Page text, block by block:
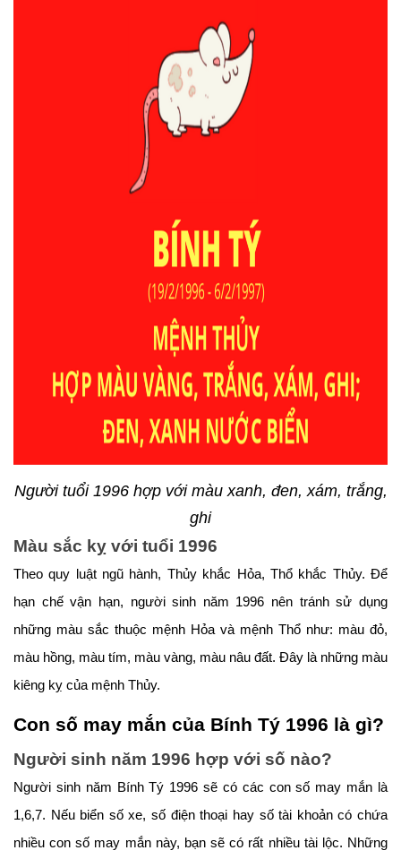
Người tuổi 1996 hợp với màu xanh, đen, xám, trắng,
ghi
Màu sắc kỵ với tuổi 1996
Theo quy luật ngũ hành, Thủy khắc Hỏa, Thổ khắc Thủy. Để
hạn chế vận hạn, người sinh năm 1996 nên tránh sử dụng
những màu sắc thuộc mệnh Hỏa và mệnh Thổ như: màu đỏ,
màu hồng, màu tím, màu vàng, màu nâu đất. Đây là những màu
kiêng kỵ của mệnh Thủy.
Con số may mắn của Bính Tý 1996 là gì?
Người sinh năm 1996 hợp với số nào?
Người sinh năm Bính Tý 1996 sẽ có các con số may mắn là
1,6,7. Nếu biển số xe, số điện thoại hay số tài khoản có chứa
nhiều con số may mắn này, bạn sẽ có rất nhiều tài lộc. Những